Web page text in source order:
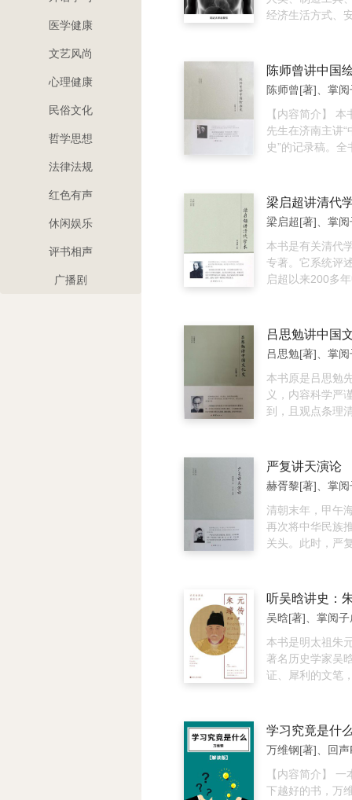
医学健康
文艺风尚
心理健康
民俗文化
哲学思想
法律法规
红色有声
休闲娱乐
评书相声
广播剧
视自己与物品的
力于将身边所有“
适合、不舒服”的
为“需要、适合、
西，就能让环境
会由此改善心灵
到内在，彻底焕然
开始学习瑜伽，
透了放下心中执
学“断行，舍行，
便致力于提倡以
础的、任何人都
新整理术“断舍离
自由舒适的生活。 犀利金
有，能够按照自
判断的人才够强
执念，人才能更
从加法生活转向
可以说，断舍离
禅。 3.断舍离在
学会“舍”，也就
东西全部扔掉。
是完全地以自己
以当下为时间轴
品。将与物品的
关系，选择对当
必要的朋友。更
择真正必需、而
的东西的阶段。
拾，整理，以及
经济生活方式、
生、人类意识的
诞生与生长、“脑
人脑的生理分区
控制情绪的下丘
人脑的天壤之别
部、男脑女脑的
的信息网络、精
弧、神经信息
触等。
陈师曾讲中国
陈师曾[著]、掌
【内容简介】 本书是陈师曾
先生在济南主讲“
史”的记录稿。全
史脉络、技法沿
以及重要的画派
字简明雅洁，是
的美术史普及读
梁启超讲清代
梁启超[著]、掌
本书是有关清代
专著。它系统评
启超以来200多
学进行了全面论
史考察，探讨起
剖析衰落之根源
代、各学科的代
详尽阐述。《儒
学的内涵、沿革
研究方法。
吕思勉讲中国
吕思勉[著]、掌
本书原是吕思勉
义，内容科学严
到，且观点条理
文化史经典著作
姻、族制、政体
产、官制、选举
制、刑法、实业
食、住行、教育
术、宗教共十八
然是学术性与通
的典范，其历史
超越。对于想要
的读者来说，本
富启发性的中国
书。
严复讲天演论
赫胥黎[著]、掌
清朝末年，甲午
再次将中华民族
关头。此时，严
者生存”的观点，
12月在天津出版
编》刊出。该书
复始料未及的巨
维新派领袖康有
后，发出“眼中未
听吴晗讲史：
吴晗[著]、掌阅
本书是明太祖朱
著名历史学家吴
证、犀利的文笔
朝，成为明太祖
故事。 朱元璋
艰，是深谋远虑
一代枭雄；后半
手制定了明代政
万维钢[著]、回
【内容简介】
下越好的书，万